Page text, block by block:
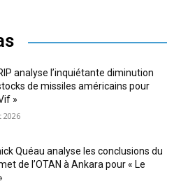
analyse l’inquiétante diminution
de missiles américains pour
»
2026
Quéau analyse les conclusions du
de l’OTAN à Ankara pour « Le